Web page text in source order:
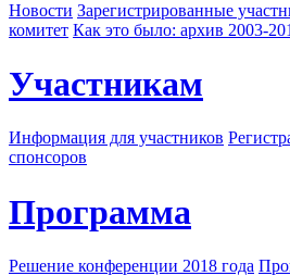
Новости Зарегистрированные
комитет Как это было: архив 2003-
Участникам
Информация для участников
спонсоров
Программа
Решение конференции 2018 года